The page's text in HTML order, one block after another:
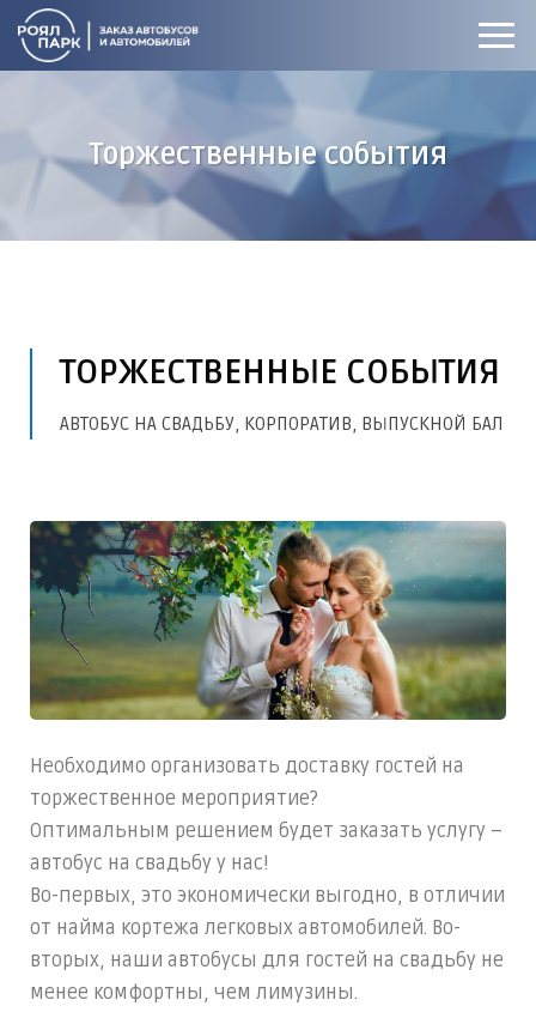
Торжественные события
ТОРЖЕСТВЕННЫЕ СОБЫТИЯ
АВТОБУС НА СВАДЬБУ, КОРПОРАТИВ, ВЫПУСКНОЙ БАЛ
Необходимо организовать доставку гостей на
торжественное мероприятие?
Оптимальным решением будет заказать услугу –
автобус на свадьбу у нас!
Во-первых, это экономически выгодно, в отличии
от найма кортежа легковых автомобилей. Во-
вторых, наши автобусы для гостей на свадьбу не
менее комфортны, чем лимузины.